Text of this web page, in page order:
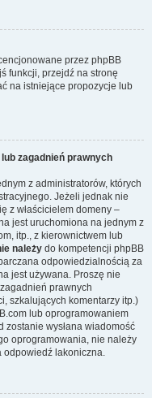
przez phpBB
funkcji, przejdź na stronę
na istniejące propozycje lub
zagadnień prawnych
z administratorów, których
Jeżeli jednak nie
z właścicielem domeny –
jest uruchomiona na jednym z
itp., z kierownictwem lub
należy do kompetencji phpBB
odpowiedzialnością za
jest używana. Proszę nie
prawnych
szkalujących komentarzy itp.)
lub oprogramowaniem
zostanie wysłana wiadomość
oprogramowania, nie należy
odpowiedź lakoniczna.